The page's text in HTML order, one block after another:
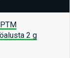
2 g